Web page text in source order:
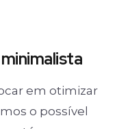
em otimizar
o possível